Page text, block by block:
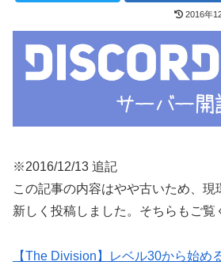
2016年
※2016/12/13 追記
この記事の内容はやや古いため、現
新しく投稿しました。そちらもご覧
【The Division】レベル30から始め